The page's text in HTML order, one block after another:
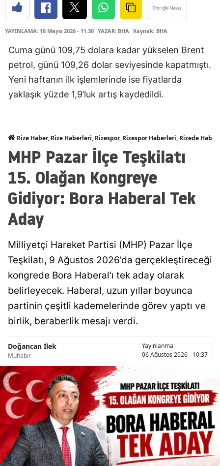
YAYINLAMA: 18 Mayıs 2026 - 11.30 YAZAR: BHA Kaynak: BHA
Cuma günü 109,75 dolara kadar yükselen Brent
petrol, günü 109,26 dolar seviyesinde kapatmıştı.
Yeni haftanın ilk işlemlerinde ise fiyatlarda
yaklaşık yüzde 1,9’luk artış kaydedildi.
Rize Haber, Rize Haberleri, Rizespor, Rizespor Haberleri, Rizede
MHP Pazar İlçe Teşkilatı
15. Olağan Kongreye
Gidiyor: Bora Haberal Tek
Aday
Milliyetçi Hareket Partisi (MHP) Pazar İlçe
Teşkilatı, 9 Ağustos 2026’da gerçekleştireceği
kongrede Bora Haberal'ı tek aday olarak
belirleyecek. Haberal, uzun yıllar boyunca
partinin çeşitli kademelerinde görev yaptı ve
birlik, beraberlik mesajı verdi.
Doğancan İlek
Muhabir
Yayınlanma
06 Ağustos 2026 - 10:37